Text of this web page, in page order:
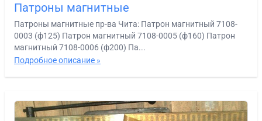
Патроны магнитные
Патроны магнитные пр-ва Чита: Патрон магнитный 7108-
0003 (ф125) Патрон магнитный 7108-0005 (ф160) Патрон
магнитный 7108-0006 (ф200) Па...
Подробное описание »